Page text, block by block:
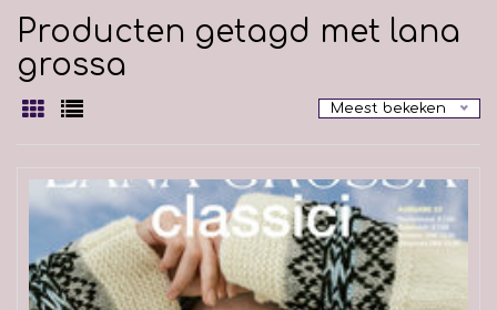
Producten getagd met lana
grossa
Meest bekeken